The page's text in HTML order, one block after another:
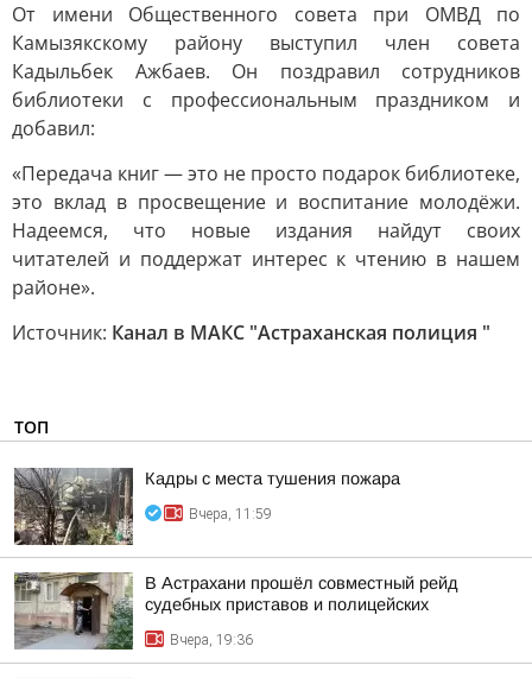
От имени Общественного совета при ОМВД по
Камызякскому району выступил член совета
Кадыльбек Ажбаев. Он поздравил сотрудников
библиотеки с профессиональным праздником и
добавил:
«Передача книг — это не просто подарок библиотеке,
это вклад в просвещение и воспитание молодёжи.
Надеемся, что новые издания найдут своих
читателей и поддержат интерес к чтению в нашем
районе».
Источник: Канал в МАКС "Астраханская полиция "
ТОП
Кадры с места тушения пожара
Вчера, 11:59
В Астрахани прошёл совместный рейд
судебных приставов и полицейских
Вчера, 19:36